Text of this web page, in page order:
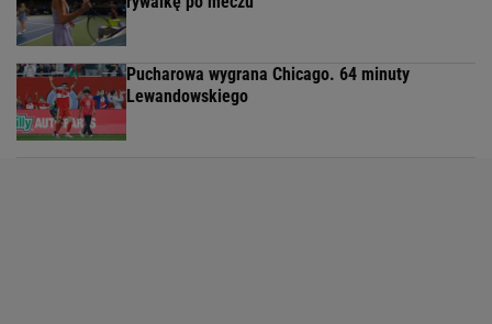
Pucharowa wygrana Chicago. 64 minuty
Lewandowskiego